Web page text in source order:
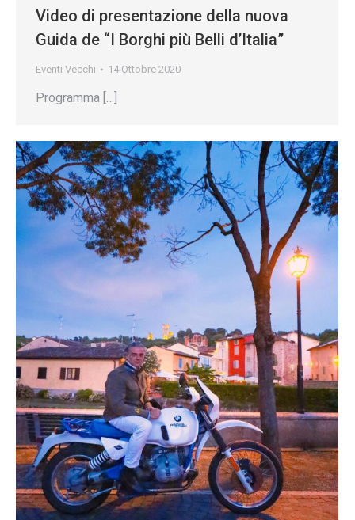
Video di presentazione della nuova
Guida de “I Borghi più Belli d’Italia”
Eventi Vecchi 14 Ottobre 2020
Programma […]